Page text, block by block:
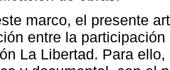
marco, el presente
entre la
La Libertad. Para